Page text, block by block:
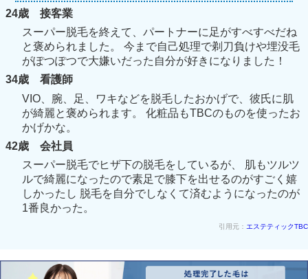
24歳 接客業
スーパー脱毛を終えて、パートナーに足がすべすべだね
と褒められました。 今まで自己処理で剃刀負けや埋没毛
がぽつぽつで大嫌いだった自分が好きになりました！
34歳 看護師
VIO、腕、足、ワキなどを脱毛したおかげで、彼氏に肌
が綺麗と褒められます。 化粧品もTBCのものを使ったお
かげかな。
42歳 会社員
スーパー脱毛でヒザ下の脱毛をしているが、 肌もツルツ
ルで綺麗になったので素足で膝下を出せるのがすごく嬉
しかったし 脱毛を自分でしなくて済むようになったのが
1番良かった。
引用元： エステティックTBC